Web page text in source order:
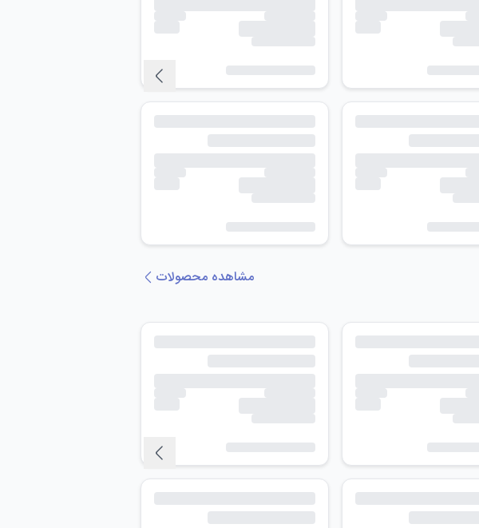
مشاهده محصولات